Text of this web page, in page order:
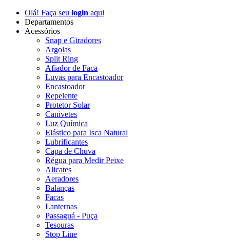
Olá! Faça seu login aqui
Departamentos
Acessórios
Snap e Giradores
Argolas
Split Ring
Afiador de Faca
Luvas para Encastoador
Encastoador
Repelente
Protetor Solar
Canivetes
Luz Química
Elástico para Isca Natural
Lubrificantes
Capa de Chuva
Régua para Medir Peixe
Alicates
Aeradores
Balanças
Facas
Lanternas
Passaguá - Puça
Tesouras
Stop Line